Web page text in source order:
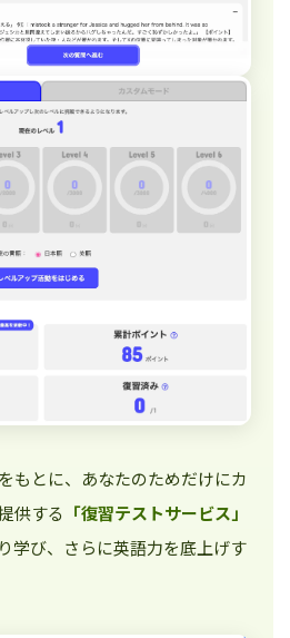
もとに、あなたのためだけにカ
供する 「復習テストサービス」
学び、さらに英語力を底上げす